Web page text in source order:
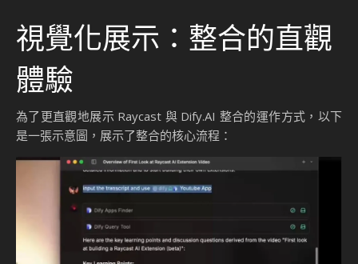
視覺化展示：整合的直觀
體驗
為了更直觀地展示 Raycast 與 Dify.AI 整合的運作方式，以下
是一張示意圖，展示了整合的核心流程：